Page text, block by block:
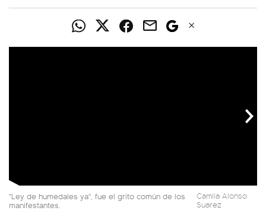
"Ley de humedales ya", fue el grito común de los
manifestantes.
Camila Alonso
Suarez